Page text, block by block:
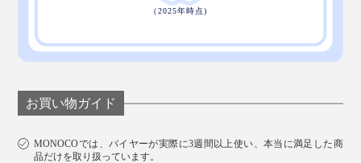
お買い物ガイド
MONOCOでは、バイヤーが実際に3週間以上使い、本当に満足した商
品だけを取り扱っています。